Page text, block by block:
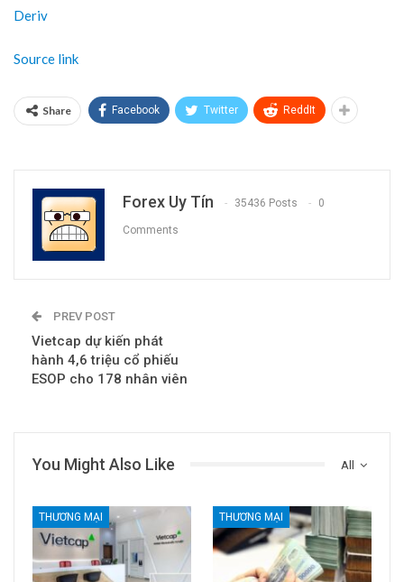
Deriv
Source link
Share Facebook Twitter ReddIt
Forex Uy Tín 35436 Posts 0
Comments
PREV POST
Vietcap dự kiến phát
hành 4,6 triệu cổ phiếu
ESOP cho 178 nhân viên
All
You Might Also Like
THƯƠNG MẠI THƯƠNG MẠI